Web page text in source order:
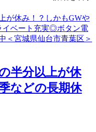
半分以上が休
などの長期休